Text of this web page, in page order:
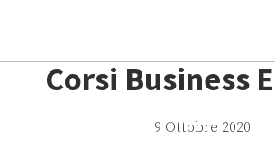
Corsi Business
9 Ottobre 2020